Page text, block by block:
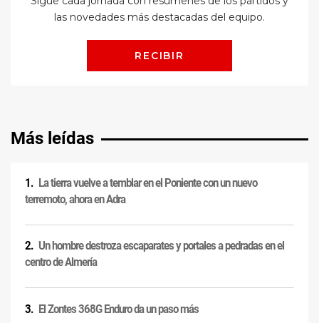
Más leídas
La tierra vuelve a temblar en el Poniente con un nuevo
terremoto, ahora en Adra
Un hombre destroza escaparates y portales a pedradas en el
centro de Almería
El Zontes 368G Enduro da un paso más